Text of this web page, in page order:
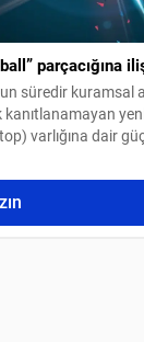
parçacığına
süredir kuramsal
varlığına dair